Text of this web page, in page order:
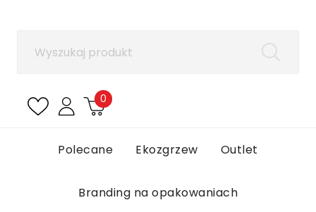
0
Polecane Ekozgrzew Outlet
Branding na opakowaniach
Aby zapisać produkty na liście ulubionych, musisz
Anuluj Zaloguj się